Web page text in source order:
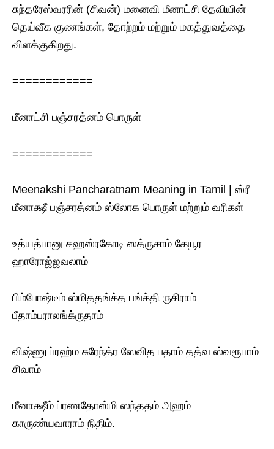
சுந்தரேஸ்வரரின் (சிவன்) மனைவி மீனாட்சி தேவியின்
தெய்வீக குணங்கள், தோற்றம் மற்றும் மகத்துவத்தை
விளக்குகிறது.
============
மீனாட்சி பஞ்சரத்னம் பொருள்
============
Meenakshi Pancharatnam Meaning in Tamil | ஸ்ரீ
மீனாக்ஷீ பஞ்சரத்னம் ஸ்லோக‌ பொருள் மற்றும் வரிகள்
உத்யத்பானு சஹஸ்ரகோடி ஸத்ருசாம் கேயூர
ஹாரோஜ்ஜவலாம்
பிம்போஷ்டீம் ஸ்மிததங்க்த பங்க்தி ருசிராம்
பீதாம்பராலங்க்ருதாம்
விஷ்ணு ப்ரஹ்ம சுரேந்த்ர ஸேவித பதாம் தத்வ ஸ்வரூபாம்
சிவாம்
மீனாக்ஷீம் ப்ரணதோஸ்மி ஸந்ததம் அஹம்
காருண்யவாராம் நிதிம்.